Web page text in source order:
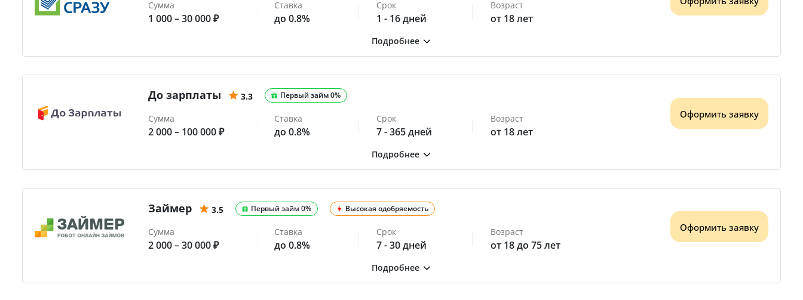
Сумма
1 000 – 30 000 ₽
Ставка
до 0.8%
Срок
1 - 16 дней
Возраст
от 18 лет
До зарплаты 3.3 Первый займ 0%
Сумма
2 000 – 100 000 ₽
Ставка
до 0.8%
Срок
7 - 365 дней
Возраст
от 18 лет
Оформить заявку
Займер 3.5 Первый займ 0% Высокая одобряемость
Сумма
2 000 – 30 000 ₽
Ставка
до 0.8%
Срок
7 - 30 дней
Возраст
от 18 до 75 лет
Оформить заявку